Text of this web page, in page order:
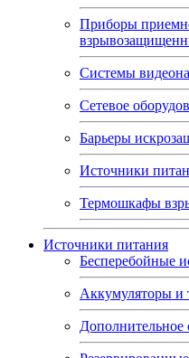
Приборы
Системы
Сетевое
Барьеры
Источники
Термошкафы
Источники питания
Бесперебойные
Аккумуляторы и